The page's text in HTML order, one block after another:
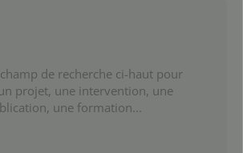
de recherche ci-haut pour
projet, une intervention, une
une formation...